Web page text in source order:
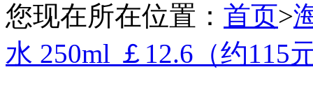
您现在所在位置： 首页>
水 250ml ￡12.6（约115